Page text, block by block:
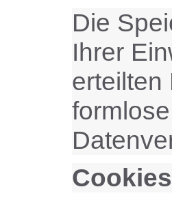
Die
Ihrer
erteilten
Cookies